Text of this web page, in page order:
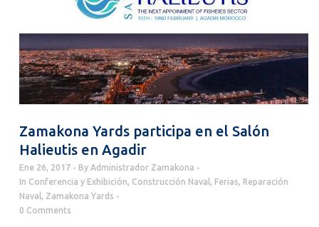
Zamakona Yards participa en el Salón
Halieutis en Agadir
Ene 26, 2017 By Administrador Zamakona
In Conferencia y Exhibición, Construcción Naval, Ferias, Reparación
Naval, Zamakona Yards
0 Comments